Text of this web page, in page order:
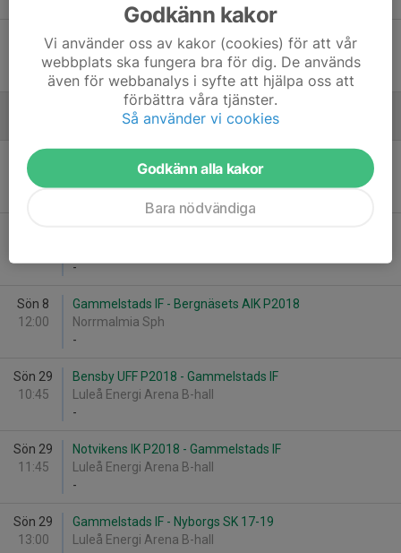
Sön 8
Bensby UFF P2018 - Gammelstads IF
Luleå Energi Arena B-hall
-
Sön 8
09:45
Norrmalmia Sph
-
Sön 8
12:00
Gammelstads IF - Bergnäsets AIK P2018
Norrmalmia Sph
-
Sön 29
10:45
Bensby UFF P2018 - Gammelstads IF
Luleå Energi Arena B-hall
-
Sön 29
11:45
Notvikens IK P2018 - Gammelstads IF
Luleå Energi Arena B-hall
-
Sön 29
13:00
Gammelstads IF - Nyborgs SK 17-19
Luleå Energi Arena B-hall
Godkänn kakor
Vi använder oss av kakor (cookies) för att vår
webbplats ska fungera bra för dig. De används
även för webbanalys i syfte att hjälpa oss att
förbättra våra tjänster.
Så använder vi cookies
Godkänn alla kakor
Bara nödvändiga